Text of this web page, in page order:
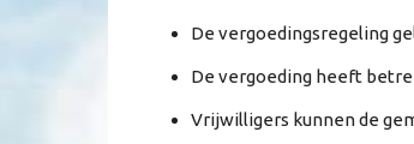
De vergoedingsregeling
De vergoeding heeft
Vrijwilligers kunnen de